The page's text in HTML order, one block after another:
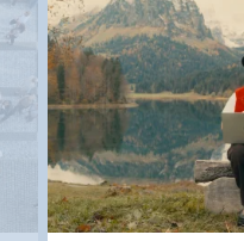
Anwil
Appenzell
Au SG
Baar
Baden
Balsthal
Balzers